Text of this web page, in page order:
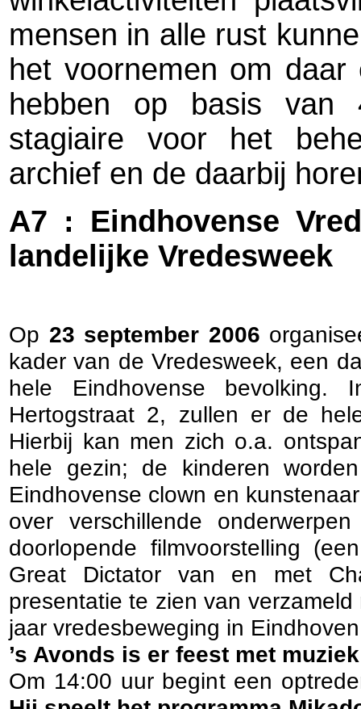
mensen in alle rust
het voornemen om
hebben op basis van
stagiaire voor het
archief en de daarbij
A7 : Eindhovense
landelijke Vredesweek
Op 23 september 2006
kader van de Vredesweek, een
hele Eindhovense bevolking.
Hertogstraat 2, zullen er de
Hierbij kan men zich o.a.
hele gezin; de kinderen
Eindhovense clown en
over verschillende
doorlopende filmvoorstelling
Great Dictator van en met
presentatie te zien van
jaar vredesbeweging in
’s Avonds is er feest met
Om 14:00 uur begint een